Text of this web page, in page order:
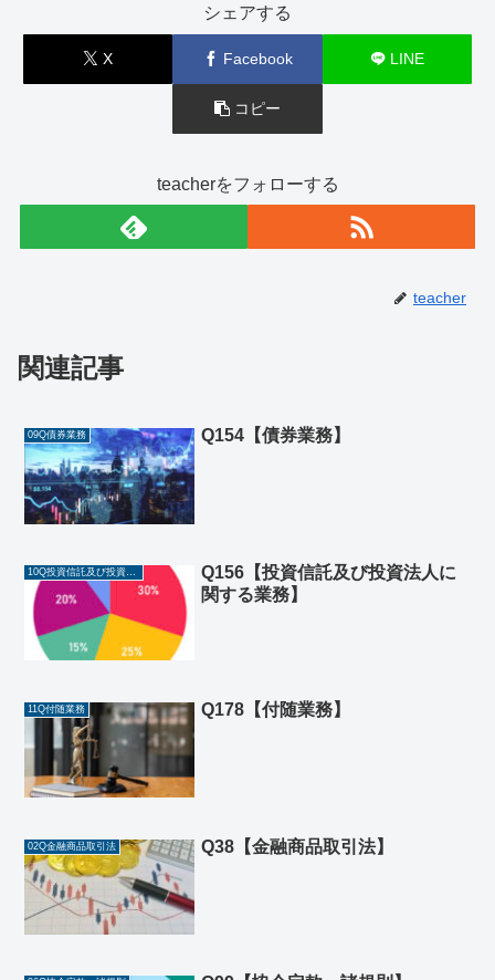
シェアする
X Facebook LINE
コピー
teacherをフォローする
teacher
関連記事
09Q債券業務 Q154【債券業務】
10Q投資信託及び投資法人に関する業務
Q156【投資信託及び投資法人に
関する業務】
11Q付随業務 Q178【付随業務】
02Q金融商品取引法 Q38【金融商品取引法】